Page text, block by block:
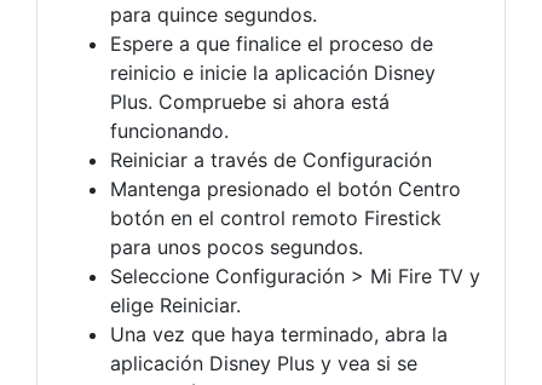
para quince segundos.
Espere a que finalice el proceso de
reinicio e inicie la aplicación Disney
Plus. Compruebe si ahora está
funcionando.
Reiniciar a través de Configuración
Mantenga presionado el botón Centro
botón en el control remoto Firestick
para unos pocos segundos.
Seleccione Configuración > Mi Fire TV y
elige Reiniciar.
Una vez que haya terminado, abra la
aplicación Disney Plus y vea si se